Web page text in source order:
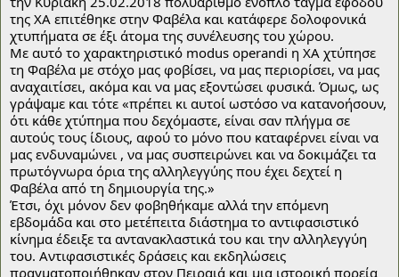
της ΧΑ επιτέθηκε στην Φαβέλα και κατάφερε δολοφονικά
χτυπήματα σε έξι άτομα της συνέλευσης του χώρου.
Με αυτό το χαρακτηριστικό modus operandi η ΧΑ χτύπησε
τη Φαβέλα με στόχο μας φοβίσει, να μας περιορίσει, να μας
αναχαιτίσει, ακόμα και να μας εξοντώσει φυσικά. Όμως, ως
γράψαμε και τότε «πρέπει κι αυτοί ωστόσο να κατανοήσουν,
ότι κάθε χτύπημα που δεχόμαστε, είναι σαν πλήγμα σε
αυτούς τους ίδιους, αφού το μόνο που καταφέρνει είναι να
μας ενδυναμώνει , να μας συσπειρώνει και να δοκιμάζει τα
πρωτόγνωρα όρια της αλληλεγγύης που έχει δεχτεί η
Φαβέλα από τη δημιουργία της.»
Έτσι, όχι μόνον δεν φοβηθήκαμε αλλά την επόμενη
εβδομάδα και στο μετέπειτα διάστημα το αντιφασιστικό
κίνημα έδειξε τα αντανακλαστικά του και την αλληλεγγύη
του. Αντιφασιστικές δράσεις και εκδηλώσεις
πραγματοποιήθηκαν στον Πειραιά και μια ιστορική πορεία